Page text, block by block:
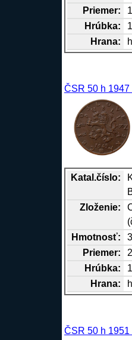
Priemer:
Hrúbka:
Hrana:
ČSR 50 h
Katal.číslo:
Zloženie:
Hmotnosť:
Priemer:
Hrúbka:
Hrana:
ČSR 50 h